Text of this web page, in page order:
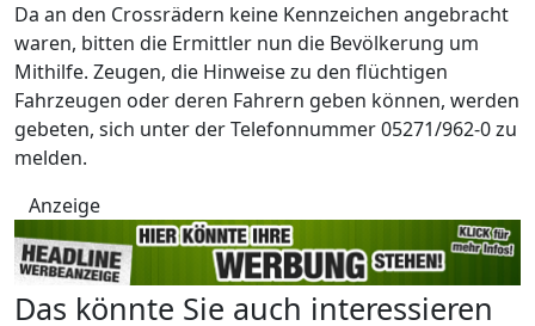
Da an den Crossrädern keine Kennzeichen angebracht
waren, bitten die Ermittler nun die Bevölkerung um
Mithilfe. Zeugen, die Hinweise zu den flüchtigen
Fahrzeugen oder deren Fahrern geben können, werden
gebeten, sich unter der Telefonnummer 05271/962-0 zu
melden.
Anzeige
Das könnte Sie auch interessieren